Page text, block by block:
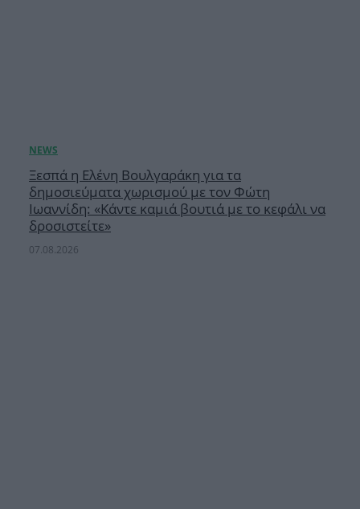
Ξεσπά η Ελένη Βουλγαράκη για τα
δημοσιεύματα χωρισμού με τον Φώτη
Ιωαννίδη: «Κάντε καμιά βουτιά με το κεφάλι να
δροσιστείτε»
07.08.2026